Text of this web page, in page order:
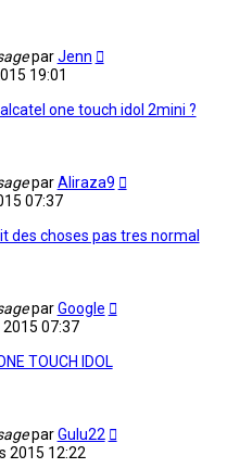
parJenn
19:01
one touch idol 2mini ?
parAliraza9
07:37
des choses pas tres normal
parGoogle
07:37
TOUCH IDOL
parGulu22
2015 12:22